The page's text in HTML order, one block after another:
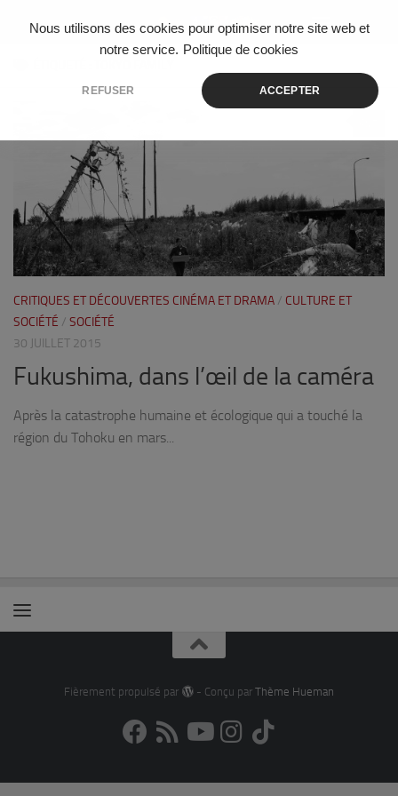
Nous utilisons des cookies pour optimiser notre site web et
notre service. Politique de cookies
REFUSER ACCEPTER
Skip to content
CRITIQUES ET DÉCOUVERTES CINÉMA ET DRAMA / CULTURE ET
SOCIÉTÉ / SOCIÉTÉ
30 JUILLET 2015
Fukushima, dans l’œil de la caméra
Après la catastrophe humaine et écologique qui a touché la
région du Tohoku en mars...
Fièrement propulsé par - Conçu par Thème Hueman